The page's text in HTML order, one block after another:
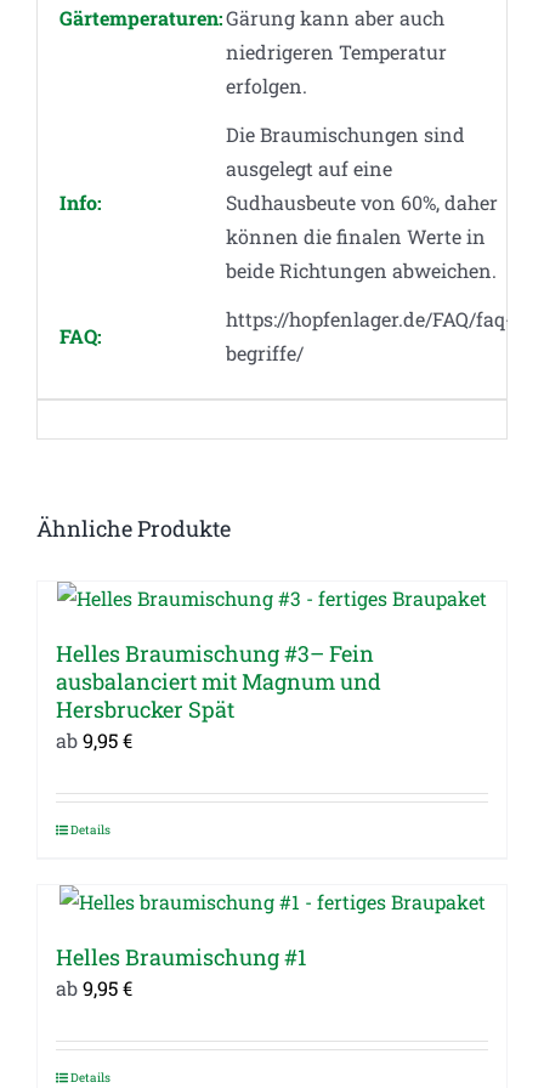
Gärtemperaturen:Gärung kann aber auch
niedrigeren Temperatur
erfolgen.
Info:
Die Braumischungen sind
ausgelegt auf eine
Sudhausbeute von 60%, daher
können die finalen Werte in
beide Richtungen abweichen.
FAQ:
https://hopfenlager.de/FAQ/faq-
begriffe/
Ähnliche Produkte
Helles Braumischung #3– Fein
ausbalanciert mit Magnum und
Hersbrucker Spät
ab9,95€
Dieses
weist
Varianten
Die
Optionen
Details
Helles Braumischung #1
ab9,95€
Details